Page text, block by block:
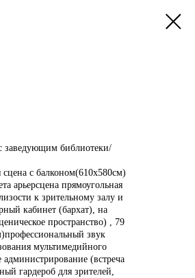
заведующим библиотеки/
с балконом(610х580см)
арьерсцена прямоугольная
к зрительному залу и
кабинет (бархат), на
пространство) , 79
звук
мультимедийного
(встреча
гардероб для зрителей,